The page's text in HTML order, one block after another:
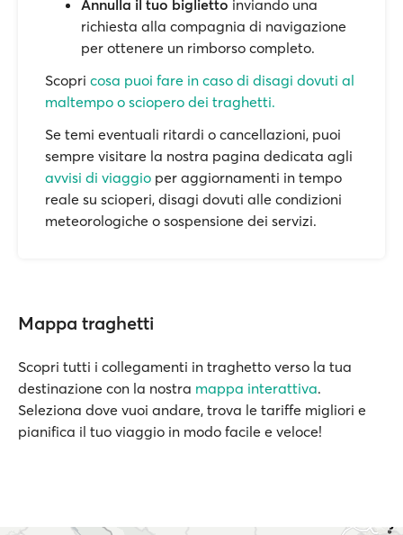
Annulla il tuo biglietto inviando una
richiesta alla compagnia di navigazione
per ottenere un rimborso completo.
Scopri cosa puoi fare in caso di disagi dovuti al
maltempo o sciopero dei traghetti.
Se temi eventuali ritardi o cancellazioni, puoi
sempre visitare la nostra pagina dedicata agli
avvisi di viaggio per aggiornamenti in tempo
reale su scioperi, disagi dovuti alle condizioni
meteorologiche o sospensione dei servizi.
Mappa traghetti
Scopri tutti i collegamenti in traghetto verso la tua
destinazione con la nostra mappa interattiva.
Seleziona dove vuoi andare, trova le tariffe migliori e
pianifica il tuo viaggio in modo facile e veloce!